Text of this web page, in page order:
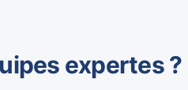
expertes ?